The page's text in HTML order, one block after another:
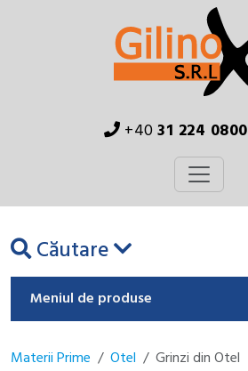
+4031 224 0800
Căutare
Meniul de produse
Materii Prime Otel Grinzi din Otel